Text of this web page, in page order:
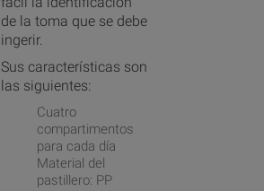
de la toma que se debe
ingerir.
Sus características son
las siguientes:
Cuatro
compartimentos
para cada día
Material del
pastillero: PP